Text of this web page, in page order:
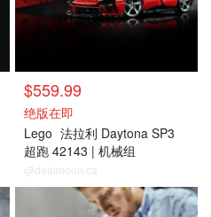
$559.99
绝版在即
Lego 法拉利 Daytona SP3
超跑 42143 | 机械组
@dealmoon.ca